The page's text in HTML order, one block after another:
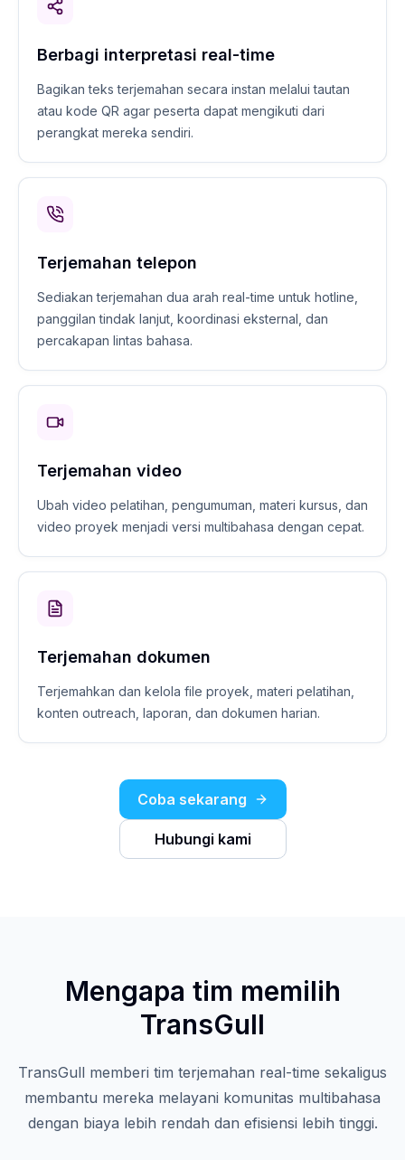
Berbagi interpretasi real-time
Bagikan teks terjemahan secara instan melalui tautan
atau kode QR agar peserta dapat mengikuti dari
perangkat mereka sendiri.
Terjemahan telepon
Sediakan terjemahan dua arah real-time untuk hotline,
panggilan tindak lanjut, koordinasi eksternal, dan
percakapan lintas bahasa.
Terjemahan video
Ubah video pelatihan, pengumuman, materi kursus, dan
video proyek menjadi versi multibahasa dengan cepat.
Terjemahan dokumen
Terjemahkan dan kelola file proyek, materi pelatihan,
konten outreach, laporan, dan dokumen harian.
Coba sekarang
Hubungi kami
Mengapa tim memilih
TransGull
TransGull memberi tim terjemahan real-time sekaligus
membantu mereka melayani komunitas multibahasa
dengan biaya lebih rendah dan efisiensi lebih tinggi.